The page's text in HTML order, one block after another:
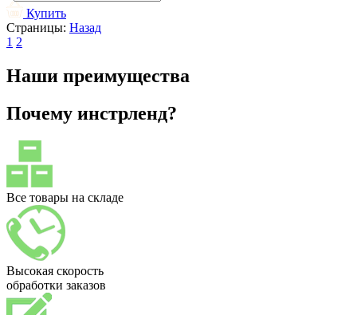
Купить
Страницы: Назад
1 2
Наши преимущества
Почему инстрленд?
Все товары на складе
Высокая скорость
обработки заказов